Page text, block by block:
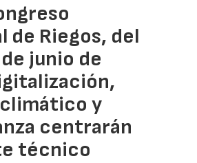
de Riegos, del
junio de
y
centrarán
técnico